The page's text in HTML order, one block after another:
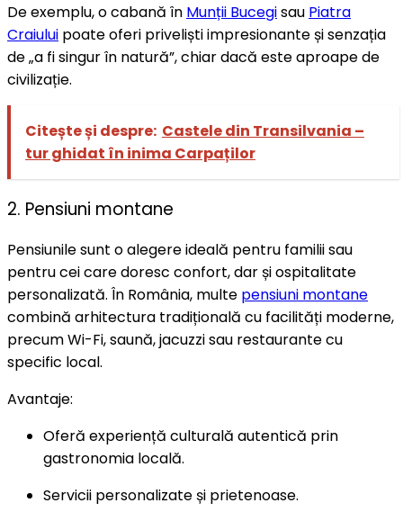
De exemplu, o cabană în Munții Bucegisau Piatra
Craiului poate oferi priveliști impresionante și senzația
de „a fi singur în natură”, chiar dacă este aproape de
civilizație.
Citește și despre: Castele din Transilvania –
tur ghidat în inima Carpaților
2. Pensiuni montane
Pensiunile sunt o alegere ideală pentru familii sau
pentru cei care doresc confort, dar și ospitalitate
personalizată. În România, multe pensiuni montane
combină arhitectura tradițională cu facilități moderne,
precum Wi-Fi, saună, jacuzzi sau restaurante cu
specific local.
Avantaje:
Oferă experiență culturală autentică prin
gastronomia locală.
Servicii personalizate și prietenoase.